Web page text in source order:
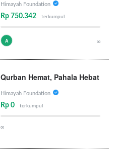
Himayah Foundation
Rp 750.342 terkumpul
A ∞
Qurban Hemat, Pahala Hebat
Himayah Foundation
Rp 0 terkumpul
∞